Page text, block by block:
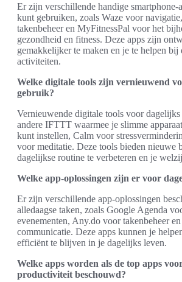
Er zijn verschillende handige smartphone-
kunt gebruiken, zoals Waze voor
takenbeheer en MyFitnessPal voor het
gezondheid en fitness. Deze apps zijn
gemakkelijker te maken en je te helpen bij
activiteiten.
Welke digitale tools zijn vernieuwend
gebruik?
Vernieuwende digitale tools voor
andere IFTTT waarmee je slimme
kunt instellen, Calm voor
voor meditatie. Deze tools bieden nieuwe
dagelijkse routine te verbeteren en je
Welke app-oplossingen zijn er voor
Er zijn verschillende app-oplossingen
alledaagse taken, zoals Google Agenda
evenementen, Any.do voor takenbeheer
communicatie. Deze apps kunnen je
efficiënt te blijven in je dagelijks leven.
Welke apps worden als de top apps
productiviteit beschouwd?